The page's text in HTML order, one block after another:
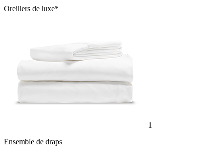
Oreillers de luxe*
1
Ensemble de draps